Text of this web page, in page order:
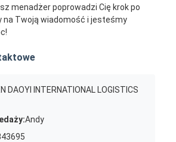
menadżer poprowadzi Cię krok po
na Twoją wiadomość i jesteśmy
DAOYI INTERNATIONAL LOGISTICS
Andy